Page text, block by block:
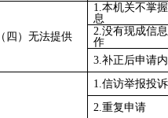
（四）无法提供
1.本机关不掌
息
2.没有现成信
作
3.补正后申请
1.信访举报投
2.重复申请